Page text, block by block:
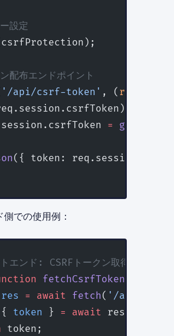
設定
配布エンドポイント
'/api/csrf-token' , ( req
{
=
({ token:
での使用例：
ンド: CSRFトークン取得と使用
fetchCsrfToken
res = await fetch( '/api/csrf-
{ token } = await res.
token;